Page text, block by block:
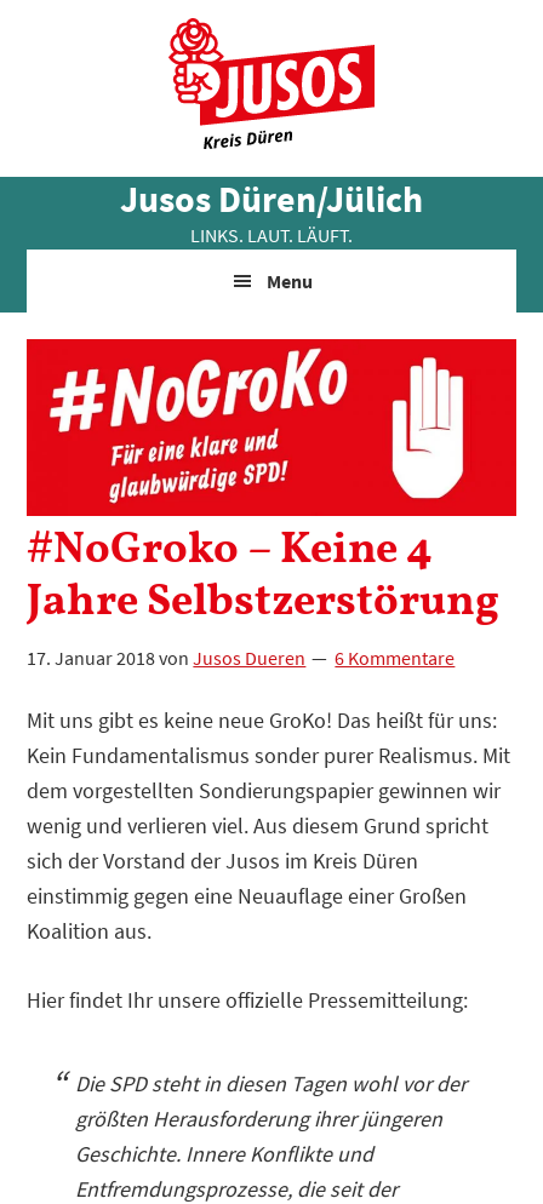
Jusos Düren/Jülich
LINKS. LAUT. LÄUFT.
Menu
#NoGroko – Keine 4
Jahre Selbstzerstörung
17. Januar 2018vonJusos Dueren 6 Kommentare
Mit uns gibt es keine neue GroKo! Das heißt für uns:
Kein Fundamentalismus sonder purer Realismus. Mit
dem vorgestellten Sondierungspapier gewinnen wir
wenig und verlieren viel. Aus diesem Grund spricht
sich der Vorstand der Jusos im Kreis Düren
einstimmig gegen eine Neuauflage einer Großen
Koalition aus.
Hier findet Ihr unsere offizielle Pressemitteilung:
Die SPD steht in diesen Tagen wohl vor der
größten Herausforderung ihrer jüngeren
Geschichte. Innere Konflikte und
Entfremdungsprozesse, die seit der